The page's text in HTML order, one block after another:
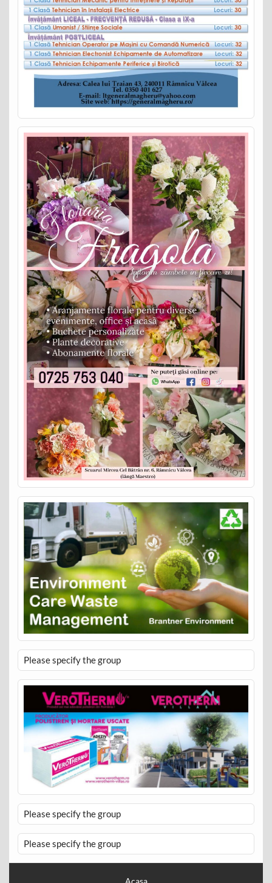
Please specify the group
Please specify the group
Please specify the group
Acasa